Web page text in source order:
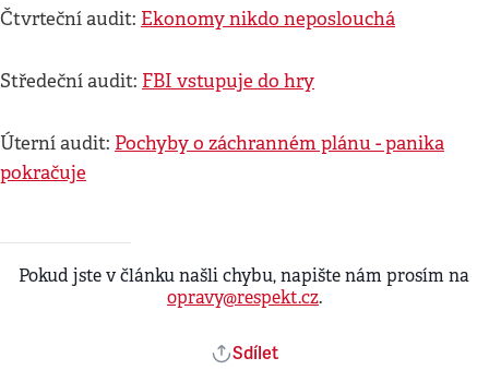
Čtvrteční audit: Ekonomy nikdo neposlouchá
Středeční audit: FBI vstupuje do hry
Úterní audit: Pochyby o záchranném plánu - panika
pokračuje
Pokud jste v článku našli chybu, napište nám prosím na
opravy@respekt.cz.
Sdílet